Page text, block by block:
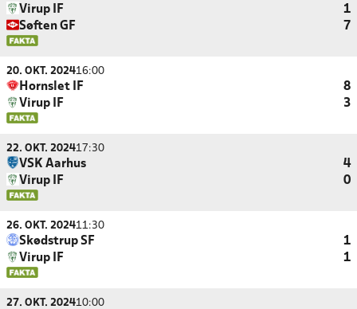
Virup IF
1
Søften GF
7
20. OKT. 202416:00
Hornslet IF
8
Virup IF
3
22. OKT. 202417:30
VSK Aarhus
4
Virup IF
0
26. OKT. 202411:30
Skødstrup SF
1
Virup IF
1
27. OKT. 202410:00